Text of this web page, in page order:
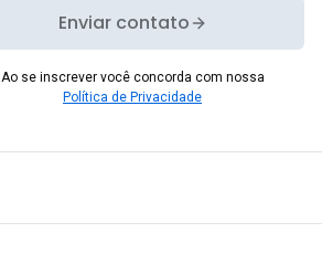
Enviar contato
Ao se inscrever você concorda com nossa
Política de Privacidade